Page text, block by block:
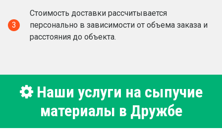
3
Стоимость доставки рассчитывается
персонально в зависимости от объема заказа и
расстояния до объекта.
Наши услуги на сыпучие
материалы в Дружбе